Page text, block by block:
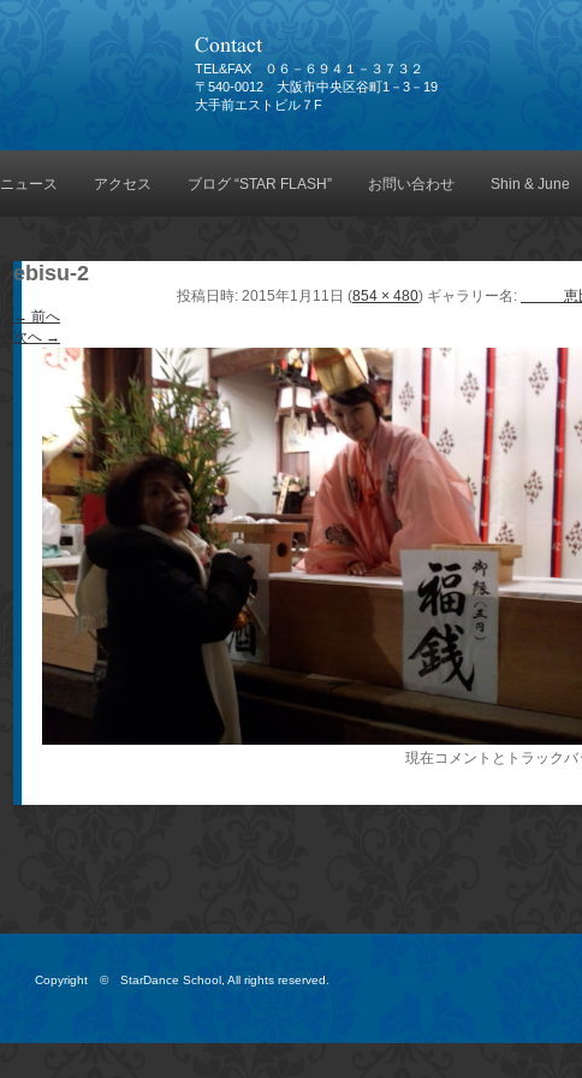
TEL&FAX ０６－６９４１－３７３２
〒540-0012 大阪市中央区谷町1－3－19
大手前エストビル７F
ニュース アクセス ブログ “STAR FLASH” お問い合わせ Shin & June
ebisu-2
投稿日時: 2015年1月11日 (854 × 480) ギャラリー名:
恵比寿
← 前へ
次へ →
現在コメントとトラックバ
Copyright © StarDance School, All rights reserved.